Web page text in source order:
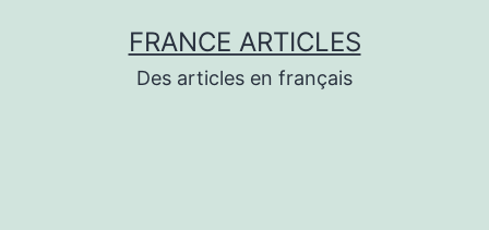
FRANCE ARTICLES
Des articles en français